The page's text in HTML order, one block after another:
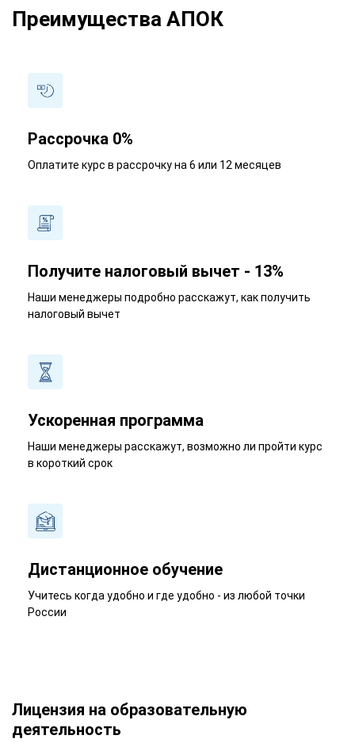
Преимущества АПОК
Рассрочка 0%
Оплатите курс в рассрочку на 6 или 12 месяцев
Получите налоговый вычет - 13%
Наши менеджеры подробно расскажут, как получить
налоговый вычет
Ускоренная программа
Наши менеджеры расскажут, возможно ли пройти курс
в короткий срок
Дистанционное обучение
Учитесь когда удобно и где удобно - из любой точки
России
Лицензия на образовательную
деятельность